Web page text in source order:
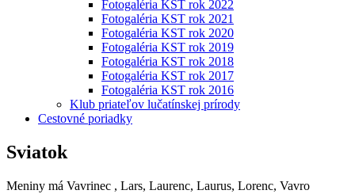
Fotogaléria KST rok 2022
Fotogaléria KST rok 2021
Fotogaléria KST rok 2020
Fotogaléria KST rok 2019
Fotogaléria KST rok 2018
Fotogaléria KST rok 2017
Fotogaléria KST rok 2016
Klub priateľov lučatínskej prírody
Cestovné poriadky
Sviatok
Meniny má Vavrinec , Lars, Laurenc, Laurus, Lorenc, Vavro